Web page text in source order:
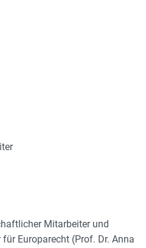
Mitarbeiter und
Europarecht (Prof. Dr. Anna